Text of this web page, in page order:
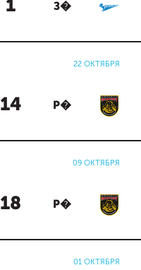
1 З�
22 ОКТЯБРЯ
14 Р�
09 ОКТЯБРЯ
18 Р�
01 ОКТЯБРЯ